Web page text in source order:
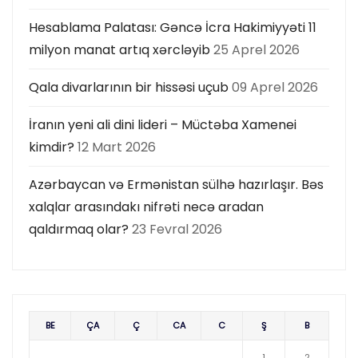
Hesablama Palatası: Gəncə İcra Hakimiyyəti 11
milyon manat artıq xərcləyib25 Aprel 2026
Qala divarlarının bir hissəsi uçub09 Aprel 2026
İranın yeni ali dini lideri – Müctəba Xamenei
kimdir? 12 Mart 2026
Azərbaycan və Ermənistan sülhə hazırlaşır. Bəs
xalqlar arasındakı nifrəti necə aradan
qaldırmaq olar? 23 Fevral 2026
BE ÇA Ç CA C Ş B